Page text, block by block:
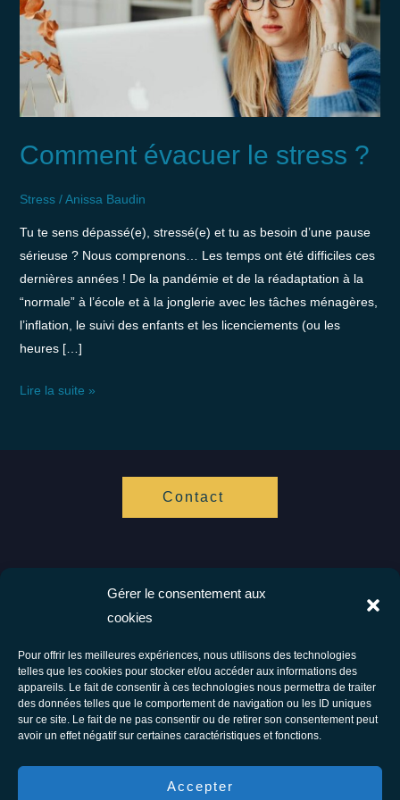
Gérer le consentement aux
cookies
Pour offrir les meilleures expériences, nous utilisons des technologies
telles que les cookies pour stocker et/ou accéder aux informations des
appareils. Le fait de consentir à ces technologies nous permettra de traiter
des données telles que le comportement de navigation ou les ID uniques
sur ce site. Le fait de ne pas consentir ou de retirer son consentement peut
avoir un effet négatif sur certaines caractéristiques et fonctions.
Accepter
Comment évacuer le stress ?
Stress/Anissa Baudin
Tu te sens dépassé(e), stressé(e) et tu as besoin d’une pause
sérieuse ? Nous comprenons… Les temps ont été difficiles ces
dernières années ! De la pandémie et de la réadaptation à la
“normale” à l’école et à la jonglerie avec les tâches ménagères,
l’inflation, le suivi des enfants et les licenciements (ou les
heures […]
stress
Lire la suite »
Contact
Ensemble vers votre bien être.
Facebook Instagram
Tous droits réservés © 2026 Vis Ta Vie Zen - Thérapie comportementale et
énergétique
F.A.Q